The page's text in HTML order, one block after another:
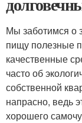
Мы заботимся о
пищу полезные
качественные
часто об
собственной
напрасно, ведь
хорошего